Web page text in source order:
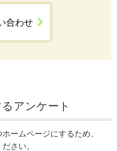
合わせ
アンケート
ームページにするため、
さい。